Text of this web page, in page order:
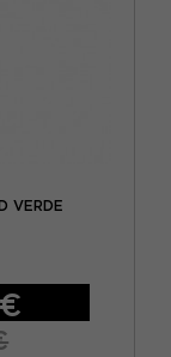
VERDE